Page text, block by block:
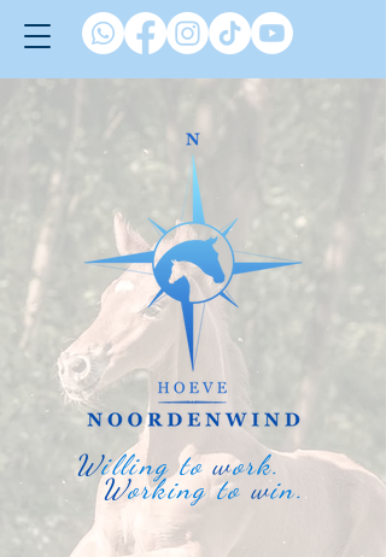
Willing towork.
Working to win.